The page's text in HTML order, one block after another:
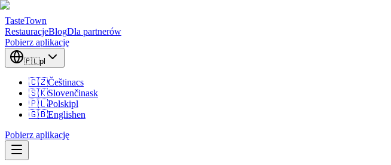
TasteTown
RestauracjeBlogDla partnerów
Pobierz aplikację
🇵🇱pl
🇨🇿Češtinacs
🇸🇰Slovenčinask
🇵🇱Polskipl
🇬🇧Englishen
Pobierz aplikację